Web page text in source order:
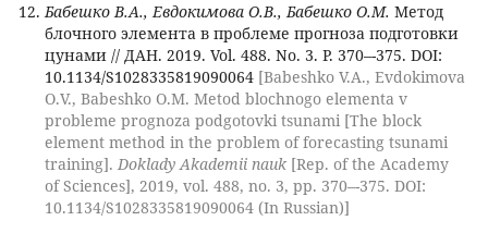
Бабешко В.А., Евдокимова О.В., Бабешко О.M. Метод
блочного элемента в проблеме прогноза подготовки
цунами // ДАН. 2019. Vol. 488. No. 3. P. 370–-375. DOI:
10.1134/S1028335819090064 [Babeshko V.A., Evdokimova
O.V., Babeshko O.M. Metod blochnogo elementa v
probleme prognoza podgotovki tsunami [The block
element method in the problem of forecasting tsunami
training]. Doklady Akademii nauk[Rep. of the Academy
of Sciences], 2019, vol. 488, no. 3, pp. 370–-375. DOI:
10.1134/S1028335819090064 (In Russian)]